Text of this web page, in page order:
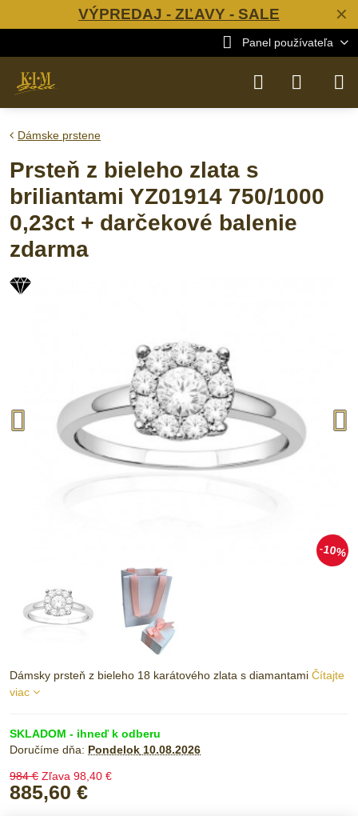
✕
VÝPREDAJ - ZĽAVY - SALE
Panel používateľa
10%
Dámske prstene
Prsteň z bieleho zlata s
briliantami YZ01914 750/1000
0,23ct + darčekové balenie
zdarma
Dámsky prsteň z bieleho 18 karátového zlata s diamantami Čítajte
viac
SKLADOM - ihneď k odberu
Doručíme dňa: Pondelok 10.08.2026
984 € Zľava 98,40 €
885,60 €